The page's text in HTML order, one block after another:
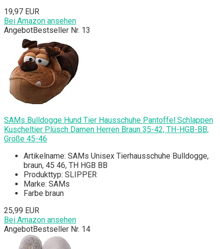
19,97 EUR
Bei Amazon ansehen
AngebotBestseller Nr. 13
SAMs Bulldogge Hund Tier Hausschuhe Pantoffel Schlappen
Kuscheltier Plüsch Damen Herren Braun 35-42, TH-HGB-BB,
Größe 45-46
Artikelname: SAMs Unisex Tierhausschuhe Bulldogge,
braun, 45 46, TH HGB BB
Produkttyp: SLIPPER
Marke: SAMs
Farbe braun
25,99 EUR
Bei Amazon ansehen
AngebotBestseller Nr. 14